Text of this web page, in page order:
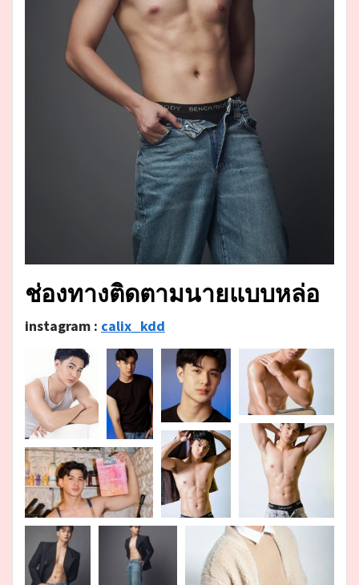
ช่องทางติดตามนายแบบหล่อ
instagram : calix_kdd